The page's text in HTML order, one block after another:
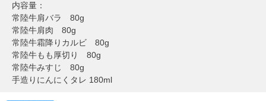
内容量：
常陸牛肩バラ 80g
常陸牛肩肉 80g
常陸牛霜降りカルビ 80g
常陸牛もも厚切り 80g
常陸牛みすじ 80g
手造りにんにくタレ 180ml